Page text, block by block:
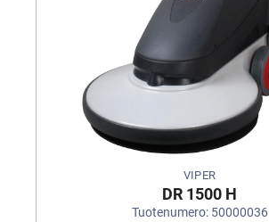
VIPER
DR 1500 H
Tuotenumero: 50000036